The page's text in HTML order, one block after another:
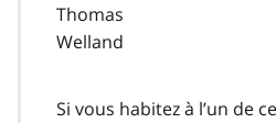
Thomas
Welland
Si vous habitez à l’un de